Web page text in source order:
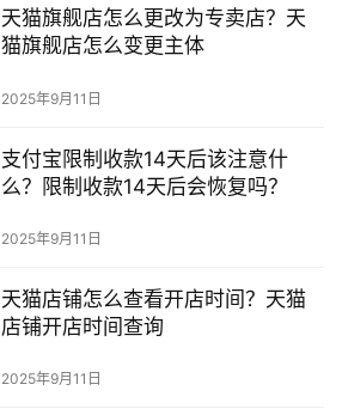
天猫旗舰店怎么更改为专卖店？天
猫旗舰店怎么变更主体
2025年9月11日
支付宝限制收款14天后该注意什
么？限制收款14天后会恢复吗？
2025年9月11日
天猫店铺怎么查看开店时间？天猫
店铺开店时间查询
2025年9月11日